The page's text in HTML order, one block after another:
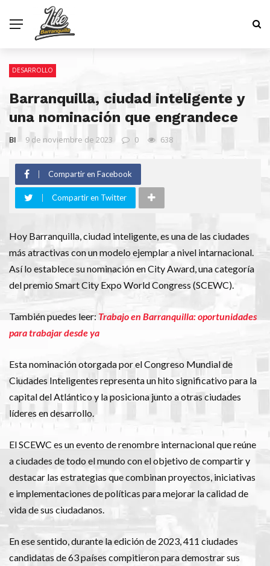
DESARROLLO
Barranquilla, ciudad inteligente y
una nominación que engrandece
BI 9 de noviembre de 2023 0 638
Compartir en Facebook
Compartir en Twitter
Hoy Barranquilla, ciudad inteligente, es una de las ciudades
más atractivas con un modelo ejemplar a nivel intarnacional.
Así lo establece su nominación en City Award, una categoría
del premio Smart City Expo World Congress (SCEWC).
También puedes leer: Trabajo en Barranquilla: oportunidades
para trabajar desde ya
Esta nominación otorgada por el Congreso Mundial de
Ciudades Inteligentes representa un hito significativo para la
capital del Atlántico y la posiciona junto a otras ciudades
líderes en desarrollo.
El SCEWC es un evento de renombre internacional que reúne
a ciudades de todo el mundo con el objetivo de compartir y
destacar las estrategias que combinan proyectos, iniciativas
e implementaciones de políticas para mejorar la calidad de
vida de sus ciudadanos.
En ese sentido, durante la edición de 2023, 411 ciudades
candidatas de 63 países compitieron para demostrar sus